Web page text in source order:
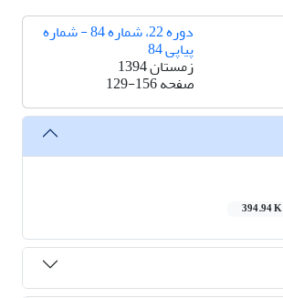
دوره 22، شماره 84 - شماره
پیاپی 84
زمستان 1394
صفحه129-156
394.94 K